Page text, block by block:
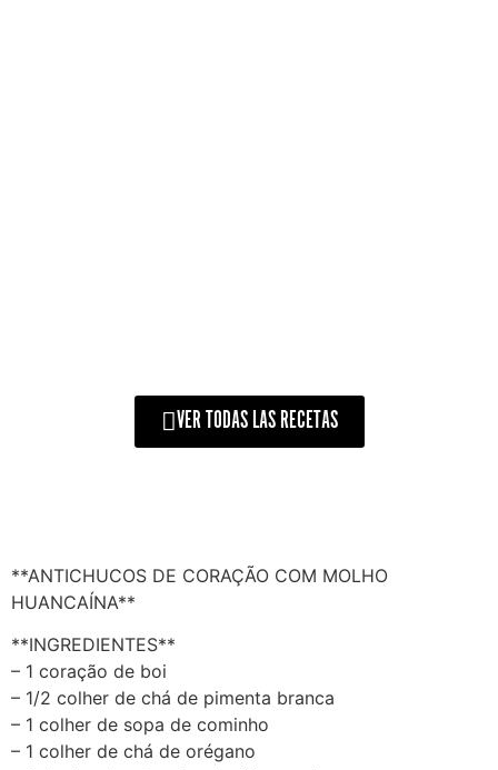
VER TODAS LAS RECETAS
**ANTICHUCOS DE CORAÇÃO COM MOLHO
HUANCAÍNA**
**INGREDIENTES**
– 1 coração de boi
– 1/2 colher de chá de pimenta branca
– 1 colher de sopa de cominho
– 1 colher de chá de orégano